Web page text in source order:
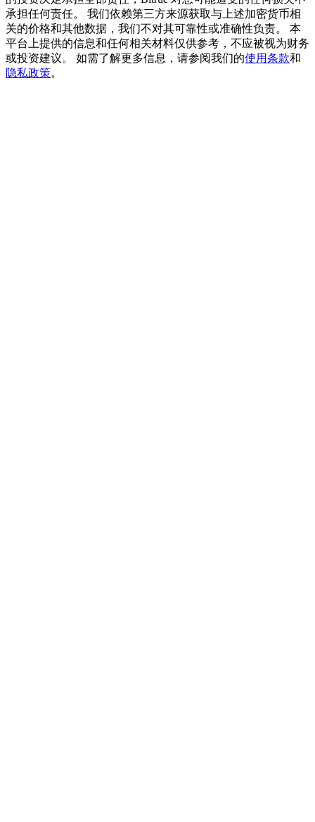
充值CASHCAT & 赢取
瓜分 500000 CASHCAT 獎池
承担任何责任。 我们依赖第三方来源获取与上述加密货币相
关的价格和其他数据，我们不对其可靠性或准确性负责。 本
平台上提供的信息和任何相关材料仅供参考，不应被视为财务
或投资建议。 如需了解更多信息，请参阅我们的使用条款和
隐私政策。